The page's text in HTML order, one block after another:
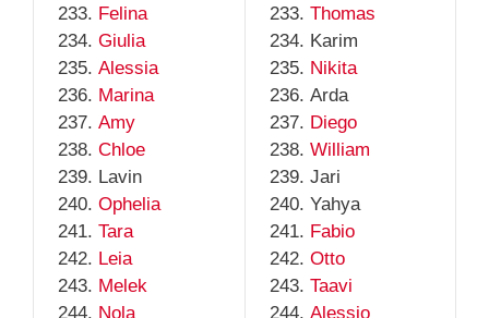
Felina
Giulia
Alessia
Marina
Amy
Chloe
Lavin
Ophelia
Tara
Leia
Melek
Nola
Thomas
Karim
Nikita
Arda
Diego
William
Jari
Yahya
Fabio
Otto
Taavi
Alessio